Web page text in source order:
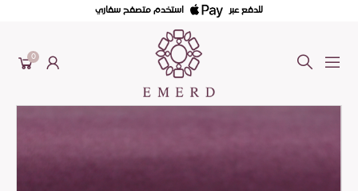
للدفع عبر استخدم متصفح سفاري
0